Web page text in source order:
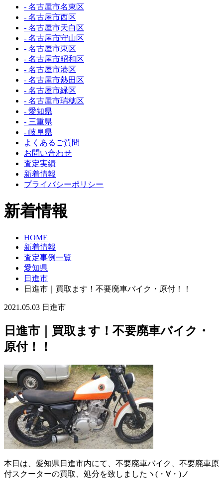
- 名古屋市名東区
- 名古屋市西区
- 名古屋市天白区
- 名古屋市守山区
- 名古屋市東区
- 名古屋市昭和区
- 名古屋市港区
- 名古屋市熱田区
- 名古屋市緑区
- 名古屋市瑞穂区
- 愛知県
- 三重県
- 岐阜県
よくあるご質問
お問い合わせ
査定実績
新着情報
プライバシーポリシー
新着情報
HOME
新着情報
査定事例一覧
愛知県
日進市
日進市｜買取ます！不要廃車バイク・原付！！
2021.05.03 日進市
日進市｜買取ます！不要廃車バイク・
原付！！
本日は、愛知県日進市内にて、不要廃車バイク、不要廃車原
付スクーターの買取、処分を致しましたヽ(・∀・)ノ